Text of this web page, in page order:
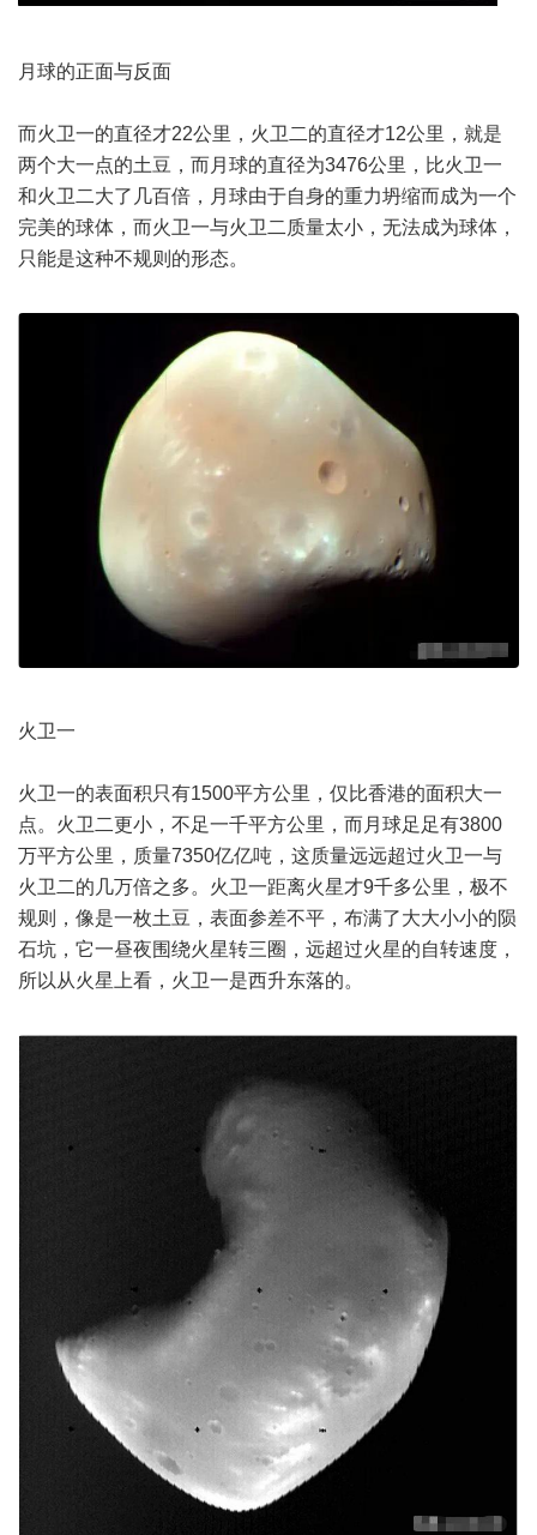
月球的正面与反面
而火卫一的直径才22公里，火卫二的直径才12公里，就是
两个大一点的土豆，而月球的直径为3476公里，比火卫一
和火卫二大了几百倍，月球由于自身的重力坍缩而成为一个
完美的球体，而火卫一与火卫二质量太小，无法成为球体，
只能是这种不规则的形态。
火卫一
火卫一的表面积只有1500平方公里，仅比香港的面积大一
点。火卫二更小，不足一千平方公里，而月球足足有3800
万平方公里，质量7350亿亿吨，这质量远远超过火卫一与
火卫二的几万倍之多。火卫一距离火星才9千多公里，极不
规则，像是一枚土豆，表面参差不平，布满了大大小小的陨
石坑，它一昼夜围绕火星转三圈，远超过火星的自转速度，
所以从火星上看，火卫一是西升东落的。